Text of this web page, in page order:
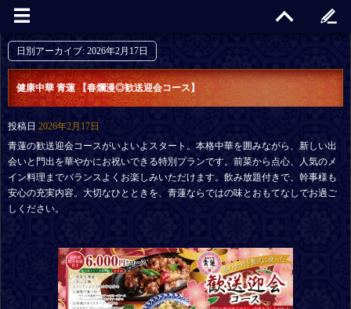
日別アーカイブ: 2026年2月17日
健康中華 青蓮 【春爛漫◎歓送迎会コース】
投稿日 2026年2月17日
青蓮の歓送迎会コースがいよいよスタート。本格中華を囲みながら、新しい出
会いと門出を華やかにお祝いできる特別プランです。前菜から点心、人気のメ
イン料理までバランスよくお楽しみいただけます。飲み放題付きで、幹事様も
安心の充実内容。大切なひとときを、青蓮ならではの味とおもてなしでお過ご
しください。